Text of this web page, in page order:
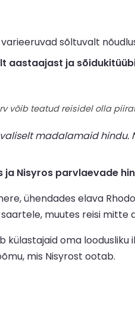
sõltuvalt
aastaajast ja
võib teatud reisidel olla
madalamaid
Nisyros parvlaevade
ühendades elava
muutes reisi mitte
oma
mis Nisyrost ootab.